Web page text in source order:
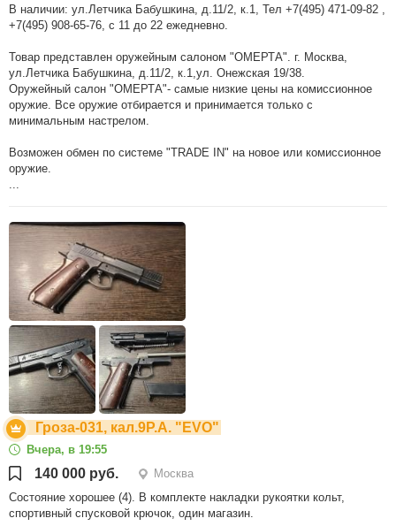
В наличии: ул.Летчика Бабушкина, д.11/2, к.1, Тел +7(495) 471-09-82 ,
+7(495) 908-65-76, с 11 до 22 ежедневно.
Товар представлен оружейным салоном "ОМЕРТА". г. Москва,
ул.Летчика Бабушкина, д.11/2, к.1,ул. Онежская 19/38.
Оружейный салон "ОМЕРТА"- самые низкие цены на комиссионное
оружие. Все оружие отбирается и принимается только с
минимальным настрелом.
Возможен обмен по системе "TRADE IN" на новое или комиссионное
оружие.
Гроза-031, кал.9Р.А. "EVO"
Вчера, в 19:55
140 000 руб.
Москва
Состояние хорошее (4). В комплекте накладки рукоятки кольт,
спортивный спусковой крючок, один магазин.